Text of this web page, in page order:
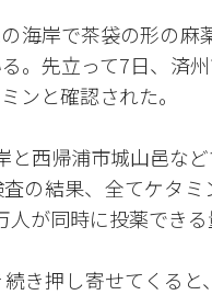
海岸で茶袋の形の
。先立って7日、済
ンと確認された。
と西帰浦市城山邑な
の結果、全てケタ
が同時に投薬できる
き押し寄せてくる